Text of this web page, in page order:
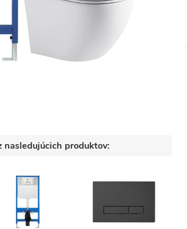
nasledujúcich produktov: